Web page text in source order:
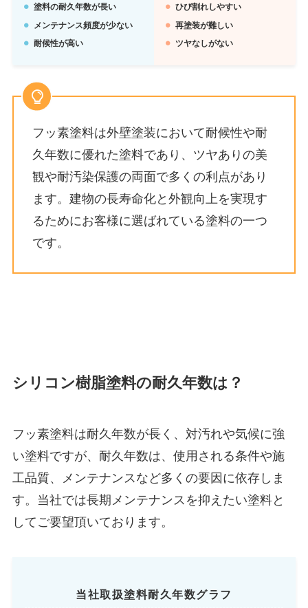
塗料の耐久年数が長い
メンテナンス頻度が少ない
耐候性が高い
ひび割れしやすい
再塗装が難しい
ツヤなしがない
フッ素塗料は外壁塗装において耐候性や耐
久年数に優れた塗料であり、ツヤありの美
観や耐汚染保護の両面で多くの利点があり
ます。建物の長寿命化と外観向上を実現す
るためにお客様に選ばれている塗料の一つ
です。
シリコン樹脂塗料の耐久年数は？
フッ素塗料は耐久年数が長く、対汚れや気候に強
い塗料ですが、耐久年数は、使用される条件や施
工品質、メンテナンスなど多くの要因に依存しま
す。当社では長期メンテナンスを抑えたい塗料と
してご要望頂いております。
当社取扱塗料耐久年数グラフ